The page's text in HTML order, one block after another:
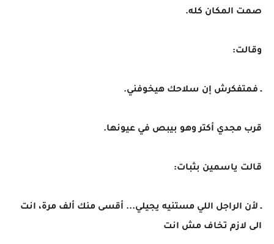
صمت المكان كله.
وقالت:
ـ فمتفكرش إن سلاحك هيخوفني.
قرب مجدي أكتر وهو بيبص في عيونها.
قالت ياسمين بثبات:
ـ لأن الراجل اللي مستنيه يجيلي... أقسى منك ألف مرة، انت
الى لازم تخاف مش انت